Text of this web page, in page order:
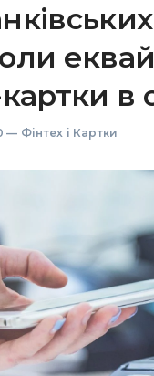
в
— Фінтех і Картки